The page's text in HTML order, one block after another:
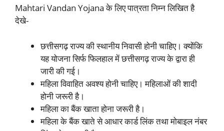
Mahtari Vandan Yojana के लिए पात्रता निम्न लिखित है
देखे-
छत्तीसगढ़ राज्य की स्थानीय निवासी होनी चाहिए। क्योंकि
यह योजना सिर्फ फिलहाल में छत्तीसगढ़ राज्य के द्वारा ही
जारी की गई।
महिला विवाहित अवश्य होनी चाहिए। महिलाओं की शादी
होनी जरूरी है।
महिला का बैंक खाता होना जरूरी है।
महिला के बैंक खाते से आधार कार्ड लिंक तथा मोबाइल नंबर